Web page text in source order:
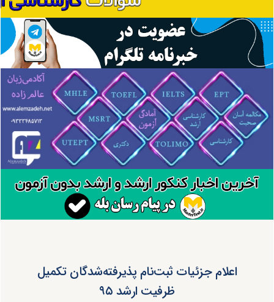
اعلام جزئیات ثبت‌نام پذیرفته‌شدگان تکمیل
ظرفیت ارشد ۹۵